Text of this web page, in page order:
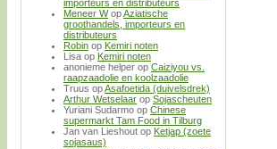
importeurs en distributeurs
Meneer WopAziatische
groothandels, importeurs en
distributeurs
Robin op Kemiri noten
Lisa op Kemiri noten
anonieme helper op Caiziyou vs.
raapzaadolie en koolzaadolie
Truus opAsafoetida (duivelsdrek)
Arthur Wetselaar op Sojascheuten
Yuriani Sudarmo op Chinese
supermarkt Tam Food in Tilburg
Jan van Lieshout op Ketjap (zoete
sojasaus)